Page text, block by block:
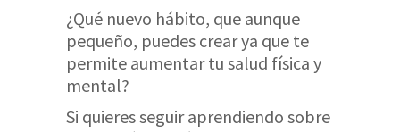
¿Qué nuevo hábito, que aunque
pequeño, puedes crear ya que te
permite aumentar tu salud física y
mental?
Si quieres seguir aprendiendo sobre